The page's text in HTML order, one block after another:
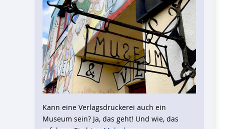
Kann eine Verlagsdruckerei auch ein
Museum sein? Ja, das geht! Und wie, das